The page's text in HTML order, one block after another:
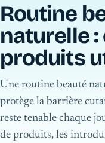
Routine
naturelle
produits
Une routine beauté
protège la barrière
reste tenable chaque
de produits, les